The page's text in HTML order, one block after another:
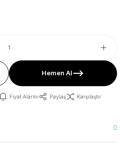
Hemen Al
Fiyat Alarmı Paylaş Karşılaştır